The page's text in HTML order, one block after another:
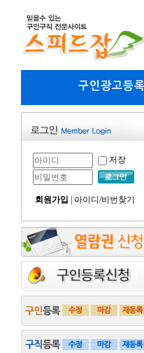
구인광고등록
저장
회원가입 아이디/비번찾기